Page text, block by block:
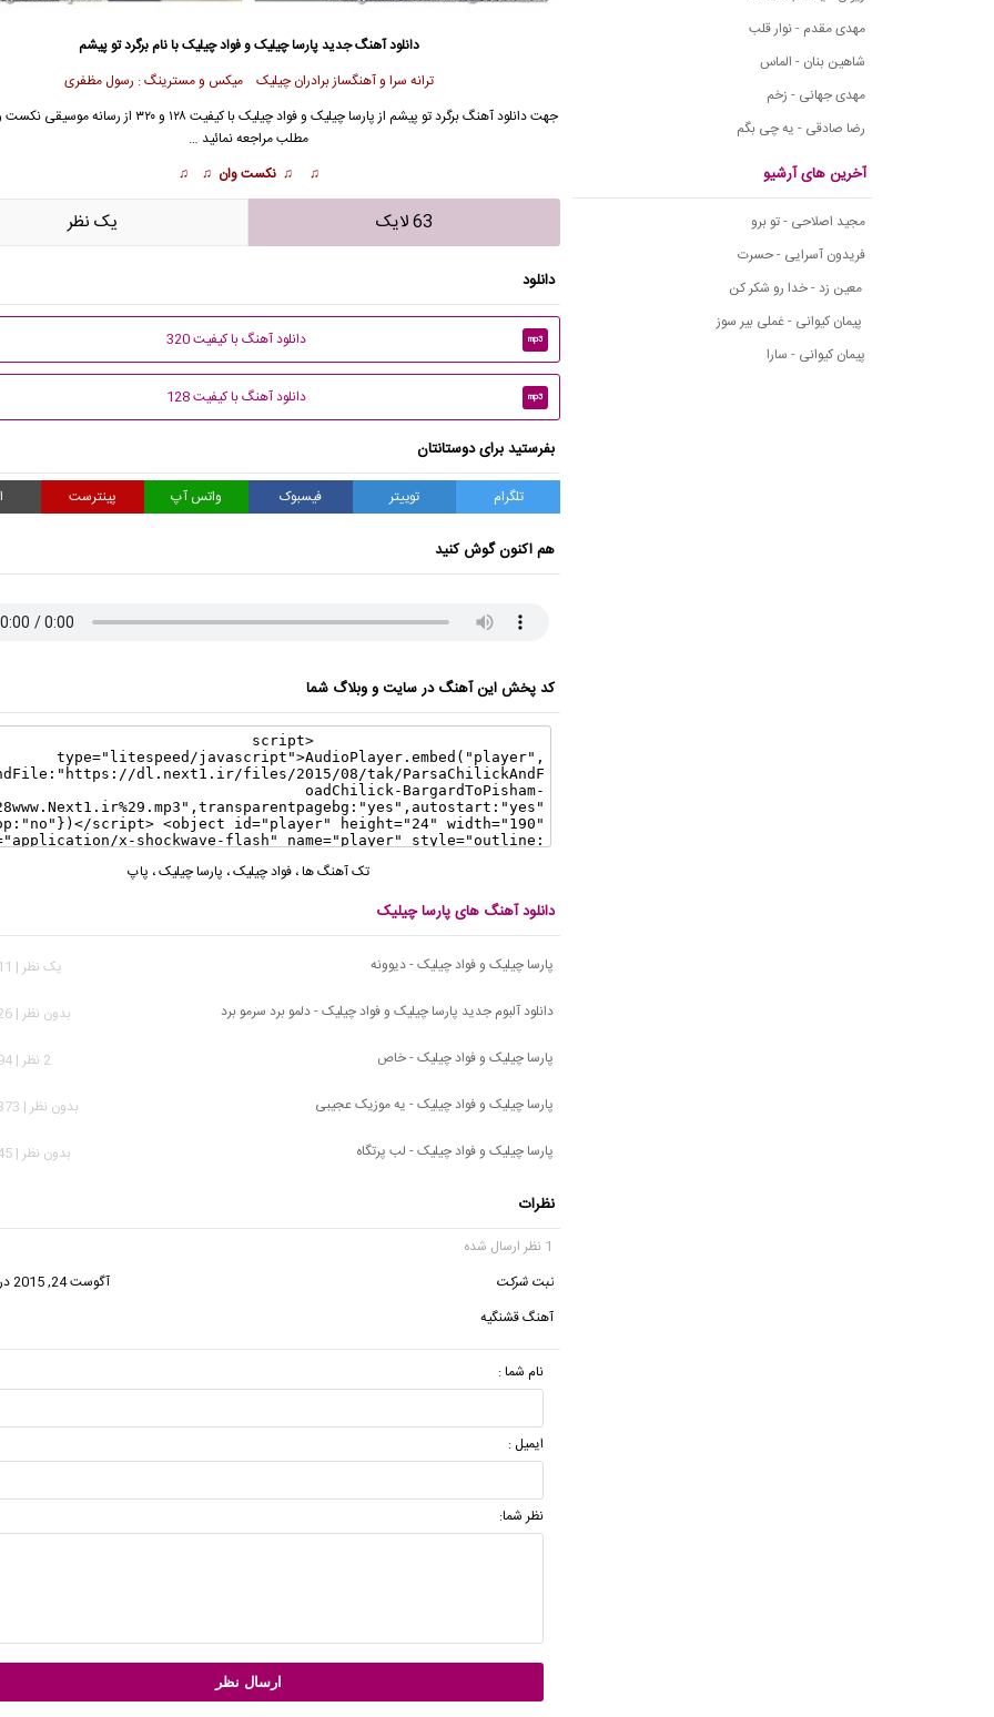
مهدی مقدم - نوار قلب
شاهین بنان - الماس
مهدی جهانی - زخم
رضا صادقی - یه چی بگم
آخرین های آرشیو
مجید اصلاحی - تو برو
فریدون آسرایی - حسرت
معین زد - خدا رو شکر کن
پیمان کیوانی - غملی بیر سوز
پیمان کیوانی - سارا
دانلود آهنگ جدیدپارسا چیلیک و فواد چیلیک با نام برگرد تو پیشم
ترانه سرا و آهنگساز برادران چیلیک میکس و مسترینگ : رسول مظفری
جهت دانلود آهنگ برگرد تو پیشم از پارسا چیلیکوفواد چیلیک
با کیفیت ۱۲۸ و ۳۲۰ از رسانه موسیقی
مطلب مراجعه نمائید …
♫ ♫ نکست وان ♫ ♫
63 لایک يک نظر
دانلود
mp3 دانلود آهنگ با کیفیت 320
mp3 دانلود آهنگ با کیفیت 128
بفرستید برای دوستانتان
تلگرام توییتر فیسبوک واتس آپ پینترست
هم اکنون گوش کنید
کد پخش این آهنگ در سایت و وبلاگ شما
تک آهنگ ها، فواد چیلیک، پارسا چیلیک، پاپ
دانلود آهنگ های پارسا چیلیک
پارسا چیلیک و فواد چیلیک - دیوونه
يک نظر | 4,411 بازدید
دانلود آلبوم جدید پارسا چیلیک و فواد چیلیک - دلمو برد سرمو برد
بدون نظر | 8,526 بازدید
پارسا چیلیک و فواد چیلیک - خاص
2 نظر | 4,794 بازدید
پارسا چیلیک و فواد چیلیک - یه موزیک عجیبی
بدون نظر | 17,373 بازدید
پارسا چیلیک و فواد چیلیک - لب پرتگاه
بدون نظر | 1,945 بازدید
نظرات
1 نظر ارسال شده
ثبت شرکت
آگوست 24, 2015 در 1:00 ق.ظ
آهنگ قشنگیه
نام شما :
ایمیل :
نظر شما: